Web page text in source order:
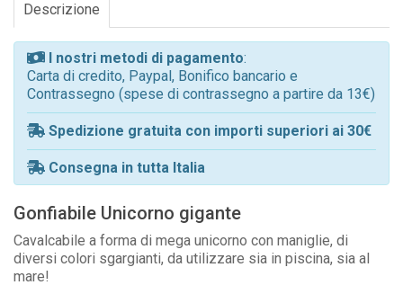
Descrizione
I nostri metodi di pagamento:
Carta di credito, Paypal, Bonifico bancario e
Contrassegno (spese di contrassegno a partire da 13€)
Spedizione gratuita con importi superiori ai 30€
Consegna in tutta Italia
Gonfiabile Unicorno gigante
Cavalcabile a forma di mega unicorno con maniglie, di
diversi colori sgargianti, da utilizzare sia in piscina, sia al
mare!